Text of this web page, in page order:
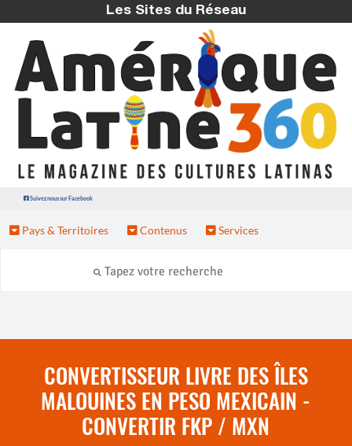
Les Sites du Réseau
Suivez nous sur Facebook
Pays & Territoires Contenus Services
CONVERTISSEUR LIVRE DES ÎLES
MALOUINES EN PESO MEXICAIN -
CONVERTIR FKP / MXN